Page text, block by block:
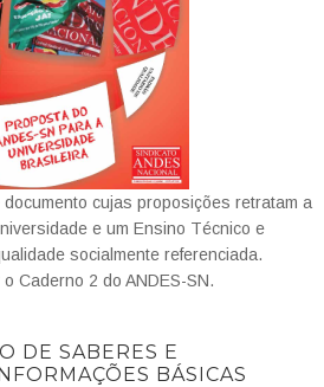
cujas proposições retratam a
e um Ensino Técnico e
socialmente referenciada.
Caderno 2 do ANDES-SN.
DE SABERES E
BÁSICAS